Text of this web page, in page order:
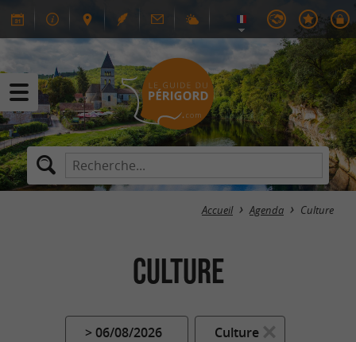
Accueil Agenda Culture
Culture
> 06/08/2026 Culture